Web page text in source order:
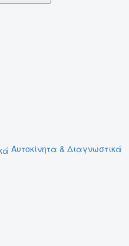
Αυτοκίνητα & Διαγνωστικά